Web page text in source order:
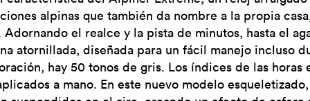
alpinas que también da nombre a la propia
Adornando el realce y la pista de minutos, hasta el
atornillada, diseñada para un fácil manejo incluso
hay 50 tonos de gris. Los índices de las horas
a mano. En este nuevo modelo esqueletizado,